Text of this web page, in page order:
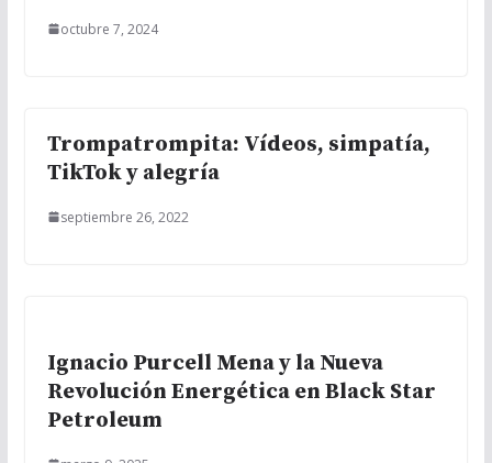
octubre 7, 2024
Trompatrompita: Vídeos, simpatía,
TikTok y alegría
septiembre 26, 2022
Ignacio Purcell Mena y la Nueva
Revolución Energética en Black Star
Petroleum